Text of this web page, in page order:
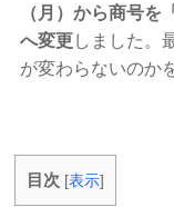
（月）から商号を
へ変更しました。
が変わらないのか
目次 [表示]